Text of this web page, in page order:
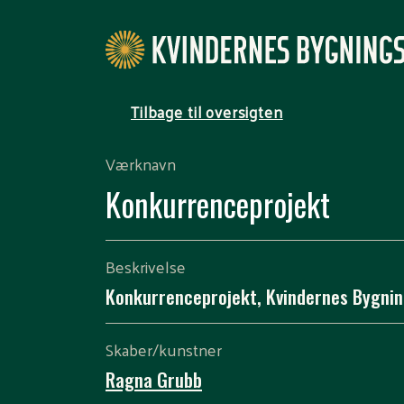
Tilbage til oversigten
Værknavn
Konkurrenceprojekt
Beskrivelse
Konkurrenceprojekt, Kvindernes
Skaber/kunstner
Ragna Grubb